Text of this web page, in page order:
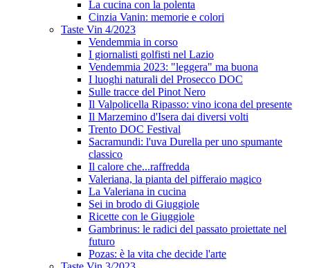
La cucina con la polenta
Cinzia Vanin: memorie e colori
Taste Vin 4/2023
Vendemmia in corso
I giornalisti golfisti nel Lazio
Vendemmia 2023: "leggera" ma buona
I luoghi naturali del Prosecco DOC
Sulle tracce del Pinot Nero
Il Valpolicella Ripasso: vino icona del presente
Il Marzemino d'Isera dai diversi volti
Trento DOC Festival
Sacramundi: l'uva Durella per uno spumante
classico
Il calore che...raffredda
Valeriana, la pianta del pifferaio magico
La Valeriana in cucina
Sei in brodo di Giuggiole
Ricette con le Giuggiole
Gambrinus: le radici del passato proiettate nel
futuro
Pozas: è la vita che decide l'arte